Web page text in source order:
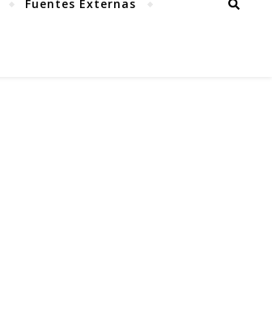
Fuentes Externas